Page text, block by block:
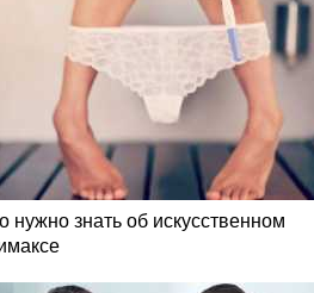
нужно знать об искусственном